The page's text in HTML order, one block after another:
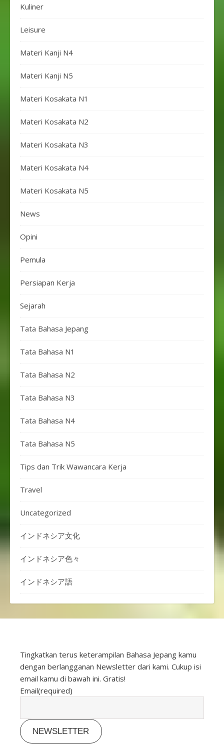
Kuliner
Leisure
Materi Kanji N4
Materi Kanji N5
Materi Kosakata N1
Materi Kosakata N2
Materi Kosakata N3
Materi Kosakata N4
Materi Kosakata N5
News
Opini
Pemula
Persiapan Kerja
Sejarah
Tata Bahasa Jepang
Tata Bahasa N1
Tata Bahasa N2
Tata Bahasa N3
Tata Bahasa N4
Tata Bahasa N5
Tips dan Trik Wawancara Kerja
Travel
Uncategorized
インドネシア文化
インドネシア色々
インドネシア語
Tingkatkan terus keterampilan Bahasa Jepang kamu
dengan berlangganan Newsletter dari kami. Cukup isi
email kamu di bawah ini. Gratis!
Email(required)
NEWSLETTER